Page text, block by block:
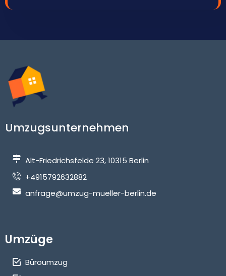
Umzugsunternehmen
Alt-Friedrichsfelde 23, 10315 Berlin
+4915792632882
anfrage@umzug-mueller-berlin.de
Umzüge
Büroumzug